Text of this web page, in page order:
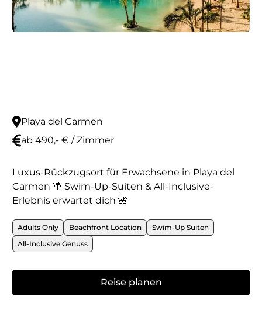
Playa del Carmen
ab 490,- € / Zimmer
Luxus-Rückzugsort für Erwachsene in Playa del
Carmen 🌴 Swim-Up-Suiten & All-Inclusive-
Erlebnis erwartet dich 🌺
Adults Only Beachfront Location
Swim-Up Suiten
All-Inclusive Genuss
Reise planen